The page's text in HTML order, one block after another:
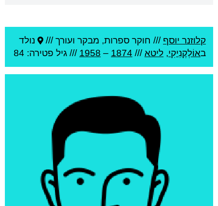
קלוזנר יוסף /// חוקר ספרות, מבקר ועורך ///
נולד
באוֹלְקֶנִיקִי, ליטא ///
1874
–
1958 /// גיל פטירה: 84